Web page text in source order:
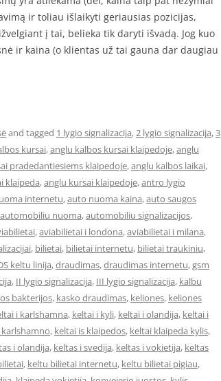
ir toliau išlaikyti geriausias pozicijas,
į tai, belieka tik daryti išvadą. Jog kuo
ir kaina (o klientas už tai gauna dar daugiau
and tagged 1 lygio signalizacija,2 lygio signalizacija,3
kursai,anglu kalbos kursai klaipedoje,anglu
pradedantiesiems klaipedoje,anglu kalbos laikai,
klaipeda,anglu kursai klaipedoje,antro lygio
internetu,auto nuoma kaina,auto saugos
automobiliu nuoma,automobiliu signalizacijos,
,aviabilietai i londona,aviabilietai i milana,
, bilietai, bilietai internetu, bilietai traukiniu,
keltu linija,draudimas,draudimas internetu,gsm
, II lygio signalizacija, III lygio signalizacija, kalbu
bakterijos, kasko draudimas, keliones, keliones
i karlshamna, keltai i kyli, keltai i olandija, keltai i
, keltai is klaipedos, keltai klaipeda kylis,
i olandija, keltas i svedija, keltas i vokietija, keltas
, keltu bilietai internetu, keltu bilietai pigiau,